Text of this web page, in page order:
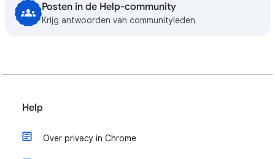
Posten in de Help-community
Krijg antwoorden van communityleden
Help
Over privacy in Chrome